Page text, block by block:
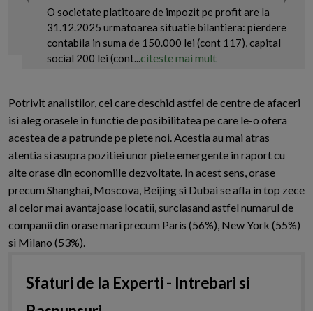
O societate platitoare de impozit pe profit are la
31.12.2025 urmatoarea situatie bilantiera: pierdere
contabila in suma de 150.000 lei (cont 117), capital
social 200 lei (cont...citeste mai mult
Potrivit analistilor, cei care deschid astfel de centre de afaceri
isi aleg orasele in functie de posibilitatea pe care le-o ofera
acestea de a patrunde pe piete noi. Acestia au mai atras
atentia si asupra pozitiei unor piete emergente in raport cu
alte orase din economiile dezvoltate. In acest sens, orase
precum Shanghai, Moscova, Beijing si Dubai se afla in top zece
al celor mai avantajoase locatii, surclasand astfel numarul de
companii din orase mari precum Paris (56%), New York (55%)
si Milano (53%).
Sfaturi de la Experti - Intrebari si